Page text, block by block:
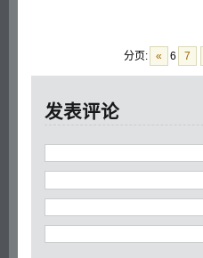
分页: « 6 7
发表评论